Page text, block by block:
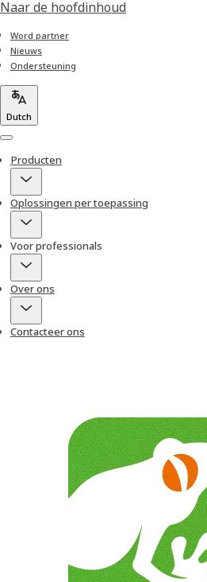
Naar de hoofdinhoud
Word partner
Nieuws
Ondersteuning
Dutch
Menu
Producten
Oplossingen per toepassing
Voor professionals
Over ons
Contacteer ons